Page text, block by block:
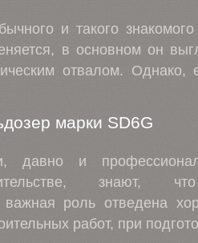
и такого
в основном он
отвалом. Однако,
марки SD6G
давно и
знают,
важная роль отведена
работ, при